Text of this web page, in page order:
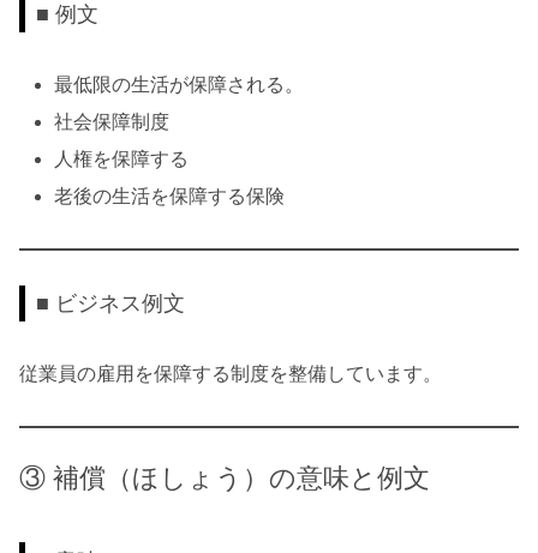
■ 例文
最低限の生活が保障される。
社会保障制度
人権を保障する
老後の生活を保障する保険
■ ビジネス例文
従業員の雇用を保障する制度を整備しています。
③ 補償（ほしょう）の意味と例文